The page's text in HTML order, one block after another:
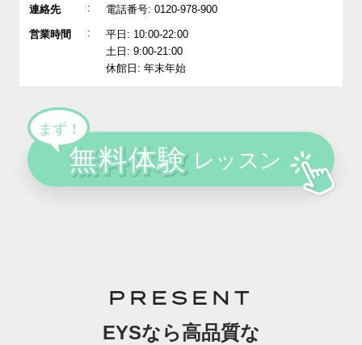
連絡先 : 電話番号: 0120-978-900
営業時間 :
平日: 10:00-22:00
土日: 9:00-21:00
休館日: 年末年始
PRESENT
EYSなら高品質な